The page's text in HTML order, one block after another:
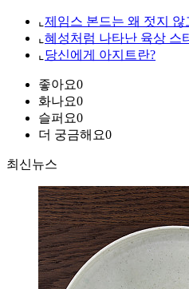
⌞ 제임스 본드는 왜 젓지
⌞ 혜성처럼 나타난 육상 스
⌞ 당신에게 아지트란?
좋아요0
화나요0
슬퍼요0
더 궁금해요0
최신뉴스